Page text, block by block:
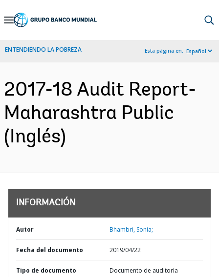
Skip
Navigation
ENTENDIENDO LA POBREZA Esta página en: Español
2017-18 Audit Report-
Maharashtra Public
(Inglés)
INFORMACIÓN
Autor Bhambri, Sonia;
Fecha del documento 2019/04/22
Tipo de documento Documento de auditoría